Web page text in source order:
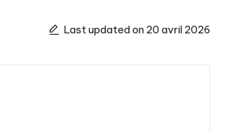
Last updated on 20 avril 2026